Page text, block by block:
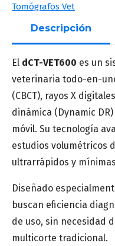
Apellido*
Correo
Número de teléfono*
Tomógrafos Vet
Descripción
El dCT-VET600 es un
veterinaria todo-en-
(CBCT), rayos X
dinámica (Dynamic
móvil. Su tecnología
estudios volumétricos
ultrarrápidos y
Diseñado
buscan eficiencia
de uso, sin necesidad
multicorte tradicional.